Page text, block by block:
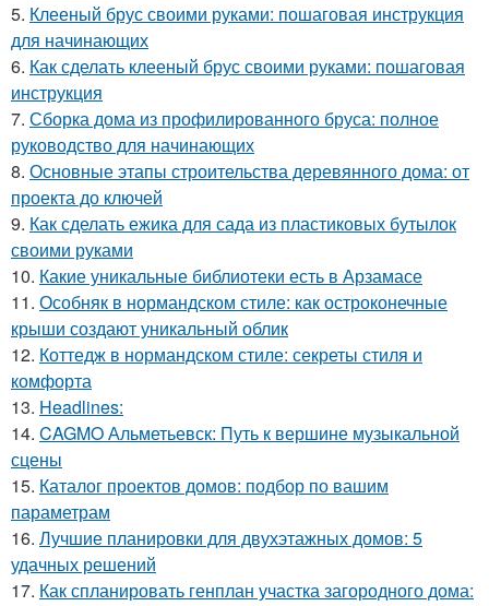
5. Клееный брус своими руками: пошаговая инструкция
для начинающих
6. Как сделать клееный брус своими руками: пошаговая
инструкция
7. Сборка дома из профилированного бруса: полное
руководство для начинающих
8. Основные этапы строительства деревянного дома: от
проекта до ключей
9. Как сделать ежика для сада из пластиковых бутылок
своими руками
10. Какие уникальные библиотеки есть в Арзамасе
11. Особняк в нормандском стиле: как остроконечные
крыши создают уникальный облик
12. Коттедж в нормандском стиле: секреты стиля и
комфорта
13. Headlines:
14. CAGMO Альметьевск: Путь к вершине музыкальной
сцены
15. Каталог проектов домов: подбор по вашим
параметрам
16. Лучшие планировки для двухэтажных домов: 5
удачных решений
17. Как спланировать генплан участка загородного дома: